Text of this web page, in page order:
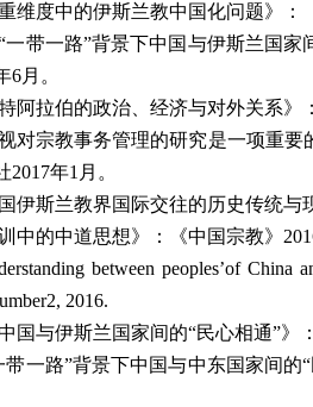
重维度中的伊斯兰教中国化问题》
一带一路”背景下中国与伊斯兰国家
6月。
特阿拉伯的政治、经济与对外关系
视对宗教事务管理的研究是一项重
2017年1 月。
国伊斯兰教界国际交往的历史传统
训中的中道思想》：《中国宗教》
between peoples’of China
2016.
中国与伊斯兰国家间的“民心相通”》
带一路”背景下中国与中东国家间的“